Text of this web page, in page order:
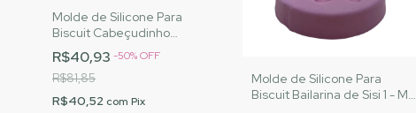
Molde de Silicone Para
Biscuit Cabeçudinho
Universal - MJ Artesanatos
|Cód. 3056
R$40,93 -50%OFF
R$81,85
R$40,52 com Pix
Molde de Silicone Para
Biscuit Bailarina de Sisi 1 - MJ